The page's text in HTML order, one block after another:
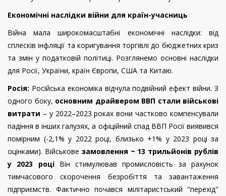
Економічні наслідки війни для країн-учасниць
Війна мала широкомасштабні економічні наслідки: від
сплесків інфляції та коригування торгівлі до бюджетних криз
та змін у податковій політиці. Розглянемо основні наслідки
для Росії, України, країн Європи, США та Китаю.
Росія: Російська економіка відчула подвійний ефект війни. З
одного боку, основним драйвером ВВП стали військові
витрати – у 2022–2023 роках вони частково компенсували
падіння в інших галузях, а офіційний спад ВВП Росії виявився
помірним (-2,1% у 2022 році, близько +1% у 2023 році за
оцінками). Військове замовлення ~ 13 трильйонів рублів
у 2023 роціВін стимулював промисловість за рахунок
тимчасового скорочення безробіття та завантаження
підприємств. Фактично почався мілітаристський "перехід"